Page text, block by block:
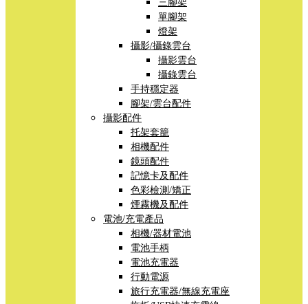
三腳架
單腳架
燈架
攝影/攝錄雲台
攝影雲台
攝錄雲台
手持穩定器
腳架/雲台配件
攝影配件
托架套籠
相機配件
鏡頭配件
記憶卡及配件
色彩檢測/矯正
煙霧機及配件
電池/充電產品
相機/器材電池
電池手柄
電池充電器
行動電源
旅行充電器/無線充電座